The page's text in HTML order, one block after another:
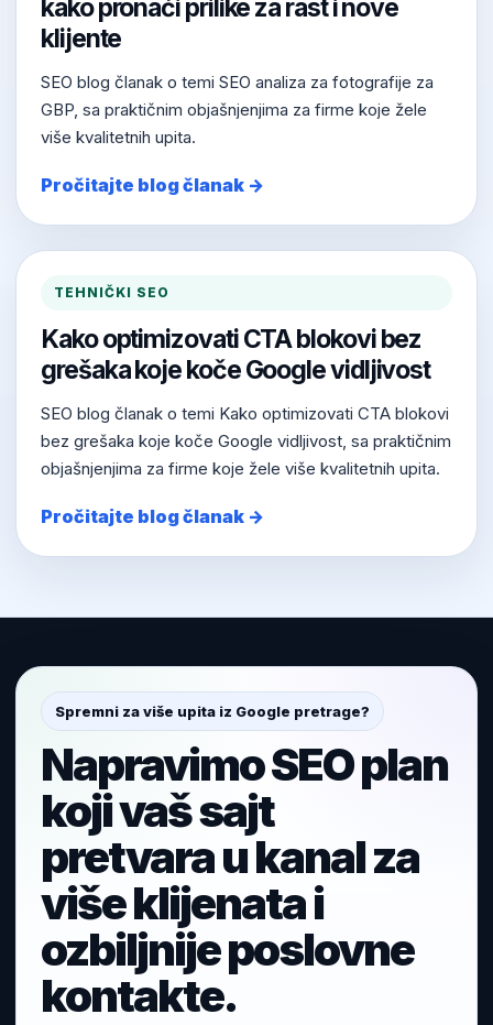
kako pronaći prilike za rast i nove
klijente
SEO blog članak o temi SEO analiza za fotografije za
GBP, sa praktičnim objašnjenjima za firme koje žele
više kvalitetnih upita.
Pročitajte blog članak →
TEHNIČKI SEO
Kako optimizovati CTA blokovi bez
grešaka koje koče Google vidljivost
SEO blog članak o temi Kako optimizovati CTA blokovi
bez grešaka koje koče Google vidljivost, sa praktičnim
objašnjenjima za firme koje žele više kvalitetnih upita.
Pročitajte blog članak →
Spremni za više upita iz Google pretrage?
Napravimo SEO plan
koji vaš sajt
pretvara u kanal za
više klijenata i
ozbiljnije poslovne
kontakte.